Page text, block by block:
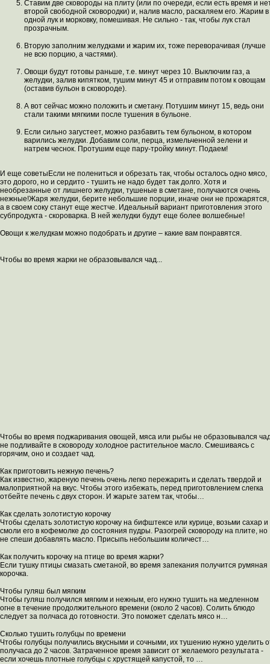
Ставим две сковороды на плиту (или по очереди, если есть время и
второй свободной сковородки) и, налив масло, раскаляем его. Жарим в
одной лук и морковку, помешивая. Не сильно - так, чтобы лук стал
прозрачным.
Вторую заполним желудками и жарим их, тоже переворачивая (лучше
не всю порцию, а частями).
Овощи будут готовы раньше, т.е. минут через 10. Выключим газ, а
желудки, залив кипятком, тушим минут 45 и отправим потом к овощам
(оставив бульон в сковороде).
А вот сейчас можно положить и сметану. Потушим минут 15, ведь они
стали такими мягкими после тушения в бульоне.
Если сильно загустеет, можно разбавить тем бульоном, в котором
варились желудки. Добавим соли, перца, измельченной зелени и
натрем чеснок. Протушим еще пару-тройку минут. Подаем!
И еще советыЕсли не полениться и обрезать так, чтобы осталось одно мясо,
это дорого, но и сердито - тушить не надо будет так долго. Хотя и
необрезанные от лишнего желудки, тушеные в сметане, получаются очень
нежные!Жаря желудки, берите небольшие порции, иначе они не прожарятся,
а в своем соку станут еще жестче. Идеальный вариант приготовления этого
субпродукта - скороварка. В ней желудки будут еще более волшебные!
Овощи к желудкам можно подобрать и другие – какие вам понравятся.
Чтобы во время жарки не образовывался чад...
Чтобы во время поджаривания овощей, мяса или рыбы не образовывался
не подливайте в сковороду холодное растительное масло. Смешиваясь с
горячим, оно и создает чад.
Как приготовить нежную печень?
Как известно, жареную печень очень легко пережарить и сделать твердой и
малоприятной на вкус. Чтобы этого избежать, перед приготовлением слегка
отбейте печень с двух сторон. И жарьте затем так, чтобы…
Как сделать золотистую корочку
Чтобы сделать золотистую корочку на бифштексе или курице, возьми сахар и
смоли его в кофемолке до состояния пудры. Разогрей сковороду на плите, но
не спеши добавлять масло. Присыпь небольшим количест…
Как получить корочку на птице во время жарки?
Если тушку птицы смазать сметаной, во время запекания получится румяная
корочка.
Чтобы гуляш был мягким
Чтобы гуляш получился мягким и нежным, его нужно тушить на медленном
огне в течение продолжительного времени (около 2 часов). Солить блюдо
следует за полчаса до готовности. Это поможет сделать мясо н…
Сколько тушить голубцы по времени
Чтобы голубцы получились вкусными и сочными, их тушению нужно уделить
получаса до 2 часов. Затраченное время зависит от желаемого результата -
если хочешь плотные голубцы с хрустящей капустой, то …